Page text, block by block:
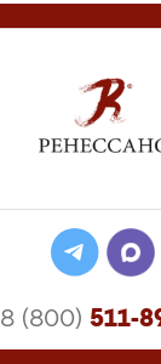
8 (800) 511-